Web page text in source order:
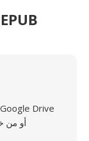
كيفية تحويل VIPS إلى EPUB